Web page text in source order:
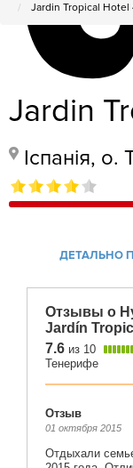
Jardin Tropical Hotel
Jardin
Іспанія,
ДЕТАЛЬНО